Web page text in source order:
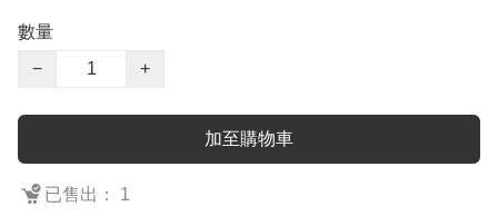
數量
−
+
加至購物車
已售出： 1